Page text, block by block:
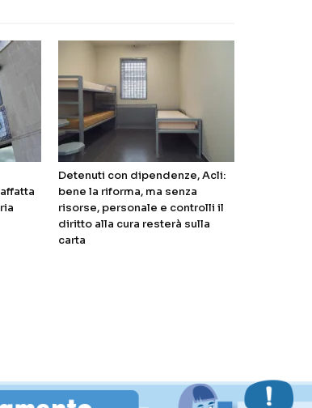
Detenuti con dipendenze, Acli:
bene la riforma, ma senza
risorse, personale e controlli il
diritto alla cura resterà sulla
carta